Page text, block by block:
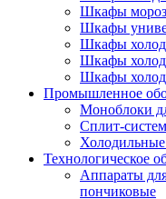
Шкафы
Шкафы
Шкафы
Шкафы
Шкафы
Промышленное
Моноблоки
Сплит-
Технологическое
Аппараты
пончиковые